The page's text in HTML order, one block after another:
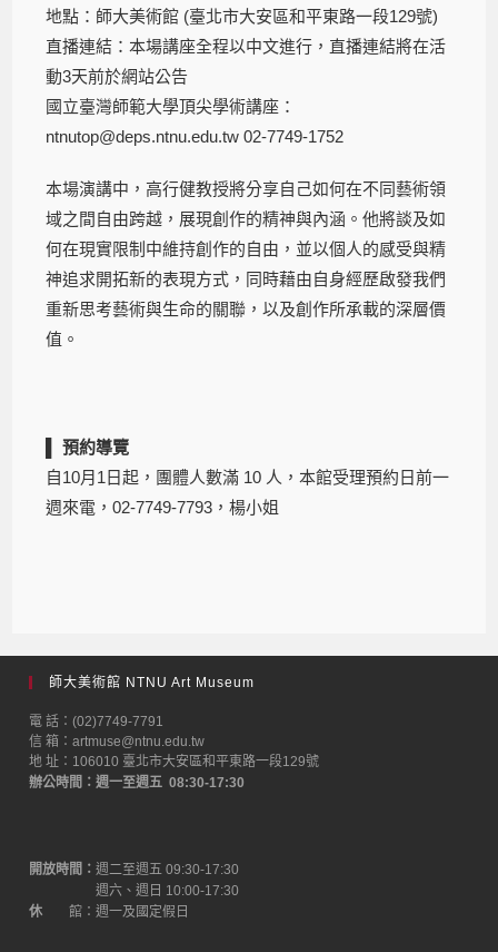
地點：師大美術館 (臺北市大安區和平東路一段129號)
直播連結：本場講座全程以中文進行，直播連結將在活
動3天前於網站公告
國立臺灣師範大學頂尖學術講座：
ntnutop@deps.ntnu.edu.tw 02-7749-1752
本場演講中，高行健教授將分享自己如何在不同藝術領
域之間自由跨越，展現創作的精神與內涵。他將談及如
何在現實限制中維持創作的自由，並以個人的感受與精
神追求開拓新的表現方式，同時藉由自身經歷啟發我們
重新思考藝術與生命的關聯，以及創作所承載的深層價
值。
▌ 預約導覽
自10月1日起，團體人數滿 10 人，本館受理預約日前一
週來電，02-7749-7793，楊小姐
師大美術館 NTNU Art Museum
電 話：(02)7749-7791
信 箱：artmuse@ntnu.edu.tw
地 址：106010 臺北市大安區和平東路一段129號
辦公時間：週一至週五 08:30-17:30
開放時間：週二至週五 09:30-17:30
週六、週日 10:00-17:30
休館：週一及國定假日